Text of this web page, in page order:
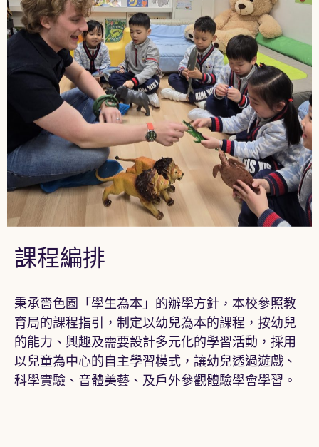
課程編排
秉承嗇色園「學生為本」的辦學方針，本校參照教
育局的課程指引，制定以幼兒為本的課程，按幼兒
的能力、興趣及需要設計多元化的學習活動，採用
以兒童為中心的自主學習模式，讓幼兒透過遊戲、
科學實驗、音體美藝、及戶外參觀體驗學會學習。